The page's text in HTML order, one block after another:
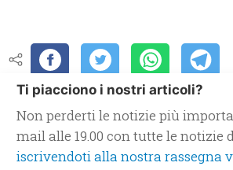
Ti piacciono i nostri articoli?
Non perderti le notizie più
mail alle 19.00 con tutte le notizie
iscrivendoti alla nostra rassegna